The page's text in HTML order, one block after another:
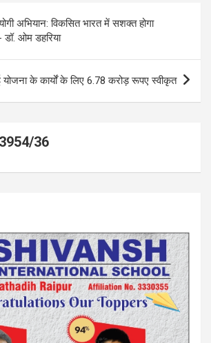
A
p
p
a
m
n
अभियान: विकसित भारत में सशक्त होगा
ओम डहरिया
योजना के कार्यों के लिए 6.78 करोड़ रूपए स्वीकृत
36